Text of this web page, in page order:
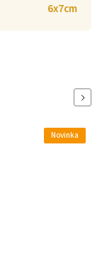
6x7cm
Novinka
Next